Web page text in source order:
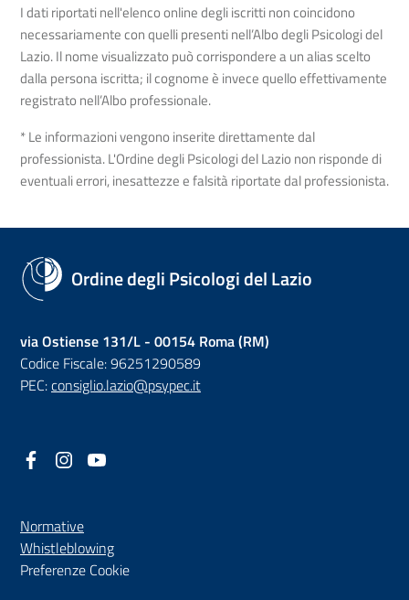
I dati riportati nell'elenco online degli iscritti non coincidono
necessariamente con quelli presenti nell’Albo degli Psicologi del
Lazio. Il nome visualizzato può corrispondere a un alias scelto
dalla persona iscritta; il cognome è invece quello effettivamente
registrato nell’Albo professionale.
* Le informazioni vengono inserite direttamente dal
professionista. L'Ordine degli Psicologi del Lazio non risponde di
eventuali errori, inesattezze e falsità riportate dal professionista.
Ordine degli Psicologi del Lazio
via Ostiense 131/L - 00154 Roma (RM)
Codice Fiscale: 96251290589
PEC:consiglio.lazio@psypec.it
Facebook
(nuova scheda - new tab)
Instagram
(nuova scheda - new tab)
Normative
Whistleblowing(nuova scheda - new tab)
Preferenze Cookie